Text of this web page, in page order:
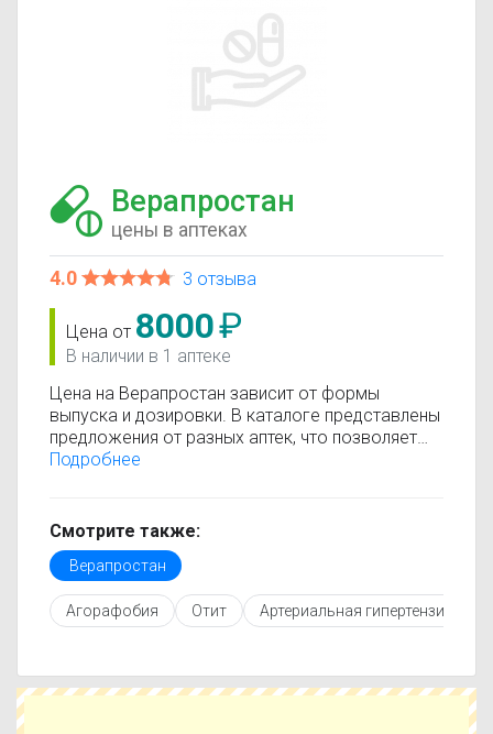
Верапростан
цены в аптеках
4.0 3 отзыва
Цена от 8000₽
В наличии в 1 аптеке
Цена на Верапростан зависит от формы
выпуска и дозировки. В каталоге представлены
предложения от разных аптек, что позволяет
быстро найти, где купить Верапростан по
только актуальные данные.
Перед покупкой рекомендуется ознакомиться с
инструкцией по применению, показаниями и
противопоказаниями. При необходимости вы
можете подобрать аналоги Верапростан с
Чтобы купить Верапростан в ближайшей
аптеке, укажите свой город и сравните
Подробнее
Смотрите также:
Верапростан
Агорафобия Отит Артериальная гипертензия